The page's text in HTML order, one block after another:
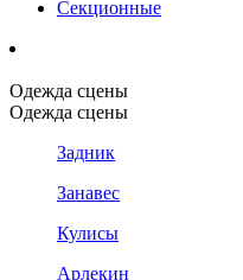
Секционные
Одежда сцены
Одежда сцены
Задник
Занавес
Кулисы
Арлекин